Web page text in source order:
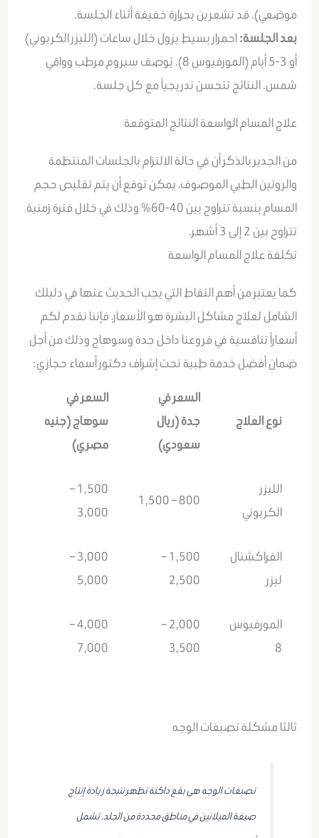
موضعي). قد تشعرين بحرارة خفيفة أثناء الجلسة.
بعد الجلسة:احمرار بسيط يزول خلال ساعات (الليزر الكربوني)
أو 3-5 أيام (المورفيوس 8). يُوصف سيروم مرطب وواقي
شمس. النتائج تتحسن تدريجياً مع كل جلسة.
علاج المسام الواسعة النتائج المتوقعة
من الجدير بالذكر أن في حالة الالتزام بالجلسات المنتظمة
والروتين الطبي الموصوف، يمكن توقع أن يتم تقليص حجم
المسام بنسبة تتراوح بين 40-60% وذلك في خلال فترة زمنية
تتراوح بين 2 إلى 3 أشهر.
تكلفة علاج المسام الواسعة
كما يعتبر من أهم النقاط التي يجب الحديث عنها في دليلك
الشامل لعلاج مشاكل البشرة هو الأسعار، فإننا نقدم لكم
أسعاراً تنافسية في فروعنا داخل جدة وسوهاج وذلك من أجل
ضمان أفضل خدمة طبية تحت إشراف دكتور أسماء حجازي:
نوع العلاج
السعر في
جدة (ريال
سعودي)
السعر في
سوهاج (جنيه
مصري)
الليزر
الكربوني
800 – 1,500
1,500 –
3,000
الفراكشنال
ليزر
1,500 –
2,500
3,000 –
5,000
المورفيوس
8
2,000 –
3,500
4,000 –
7,000
ثالثا مشكلة تصبغات الوجه
تصبغات الوجه هي بقع داكنة تظهر نتيجة زيادة إنتاج
صبغة الميلانين في مناطق محددة من الجلد. تشمل